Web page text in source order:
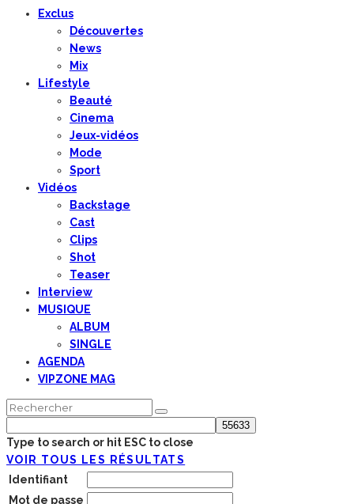
Exclus
Découvertes
News
Mix
Lifestyle
Beauté
Cinema
Jeux-vidéos
Mode
Sport
Vidéos
Backstage
Cast
Clips
Shot
Teaser
Interview
MUSIQUE
ALBUM
SINGLE
AGENDA
VIPZONE MAG
Type to search or hit ESC to close
VOIR TOUS LES RÉSULTATS
Identifiant
Mot de passe